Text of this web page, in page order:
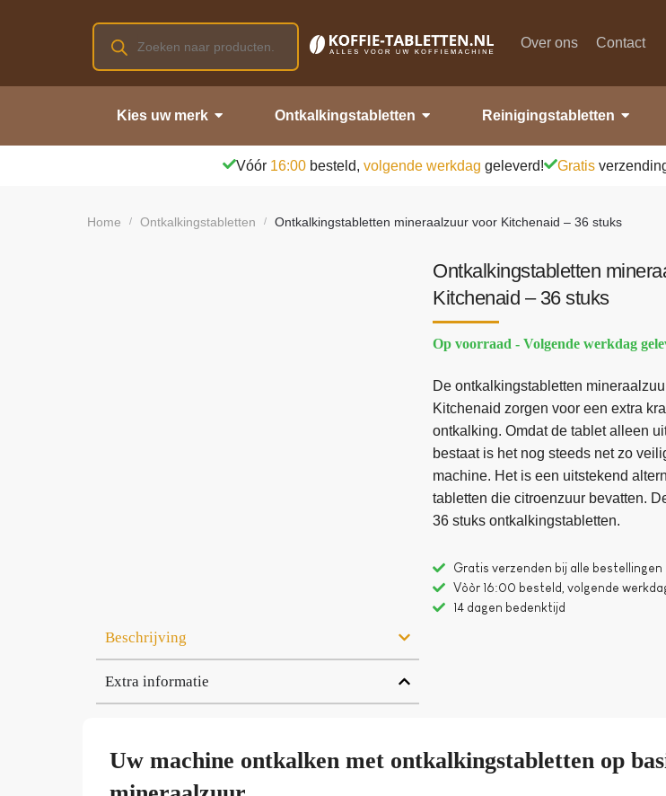
Over ons Contact
Kies uw merk Ontkalkingstabletten Reinigingstabletten
Vóór 16:00 besteld, volgende werkdag geleverd! Gratis
Home / Ontkalkingstabletten / Ontkalkingstabletten mineraalzuur voor Kitchenaid – 36 stuks
Beschrijving
Extra informatie
Ontkalkingstabletten
Kitchenaid – 36 stuks
Op voorraad - Volgende werkdag
De ontkalkingstabletten
Kitchenaid zorgen voor een extra
ontkalking. Omdat de tablet alleen
bestaat is het nog steeds net zo
machine. Het is een uitstekend
tabletten die citroenzuur bevatten.
36 stuks ontkalkingstabletten.
Gratis verzenden bij alle bestellingen
Vòòr 16:00 besteld, volgende
14 dagen bedenktijd
Uw machine ontkalken met ontkalkingstabletten op